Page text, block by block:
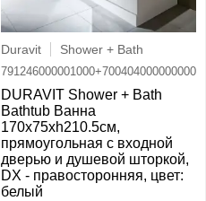
Duravit Shower + Bath
791246000001000+700404000000000
DURAVIT Shower + Bath
Bathtub Ванна
170х75хh210.5см,
прямоугольная с входной
дверью и душевой шторкой,
DX - правосторонняя, цвет:
белый